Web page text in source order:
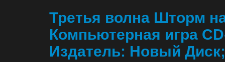
Третья волна Шторм
Компьютерная игра
Издатель: Новый